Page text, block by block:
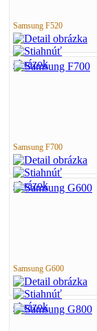
Samsung F520
Samsung F700
Samsung G600